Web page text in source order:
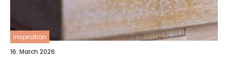
inspiration
16. March 2026